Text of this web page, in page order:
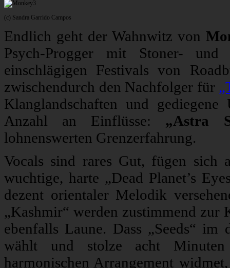
(c) Sandra Garrido Campos
Endlich geht der Wahnwitz von
Psych-Progger mit Stoner-
einschlägigen Festivals von
zwischendurch den Nachfolger für
Klanglandschaften und
Anzahl an Einflüsse: „Astra
lohnenswerten Grenzerfahrung.
Vocals sind rares Gut, fügen sich
wuchtige, harte „Dead Planet’s
dezent orientaler Melodik
„Kashmir“ werden zustimmend zur
ebenfalls Laune. Dass „Seeds“ im
wählt und stolze acht
harmonischen Arrangement